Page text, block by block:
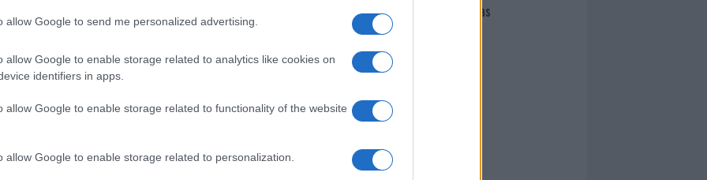
allow Google to send me personalized advertising.
allow Google to enable storage related to analytics like cookies on
identifiers in apps.
allow Google to enable storage related to functionality of the website
allow Google to enable storage related to personalization.
news da
Giovannimaria Cabras